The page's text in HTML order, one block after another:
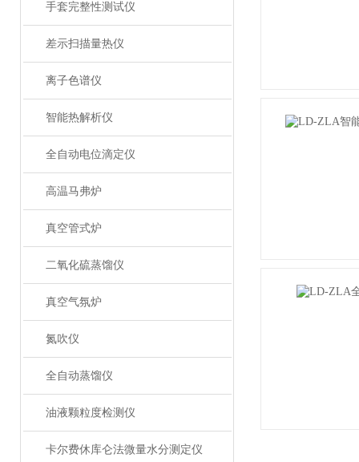
手套完整性测试仪
差示扫描量热仪
离子色谱仪
智能热解析仪
全自动电位滴定仪
高温马弗炉
真空管式炉
二氧化硫蒸馏仪
真空气氛炉
氮吹仪
全自动蒸馏仪
油液颗粒度检测仪
卡尔费休库仑法微量水分测定仪